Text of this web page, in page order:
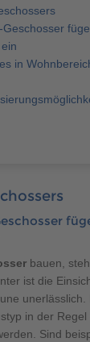
in
bauen,
ist die
in der Regel
Sind